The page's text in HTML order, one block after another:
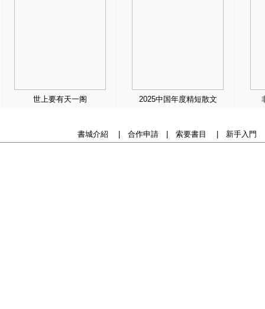
世上要有天一阁 2025中国年度精短散文
書城介紹 合作申請| 索要書目 新手入門